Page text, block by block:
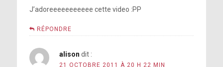
J’adoreeeeeeeeeee cette video :PP
RÉPONDRE
alison dit :
21 OCTOBRE 2011 À 20 H 22 MIN